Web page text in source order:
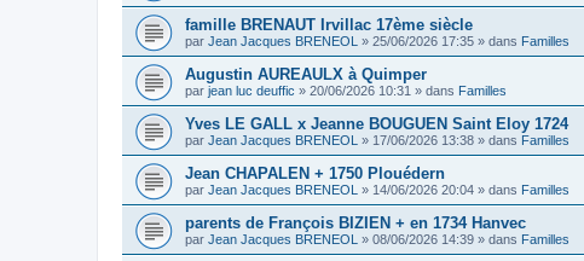
famille BRENAUT Irvillac 17ème siècle
par Jean Jacques BRENEOL » 25/06/2026 17:35 » dans Familles
Augustin AUREAULX à Quimper
par jean luc deuffic » 20/06/2026 10:31 » dans Familles
Yves LE GALL x Jeanne BOUGUEN Saint Eloy 1724
par Jean Jacques BRENEOL » 17/06/2026 13:38 » dans Familles
Jean CHAPALEN + 1750 Plouédern
par Jean Jacques BRENEOL » 14/06/2026 20:04 » dans Familles
parents de François BIZIEN + en 1734 Hanvec
par Jean Jacques BRENEOL » 08/06/2026 14:39 » dans Familles